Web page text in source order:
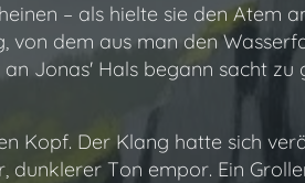
– als hielte sie den Atem
von dem aus man den
Jonas' Hals begann sacht zu
Kopf. Der Klang hatte sich
dunklerer Ton empor. Ein